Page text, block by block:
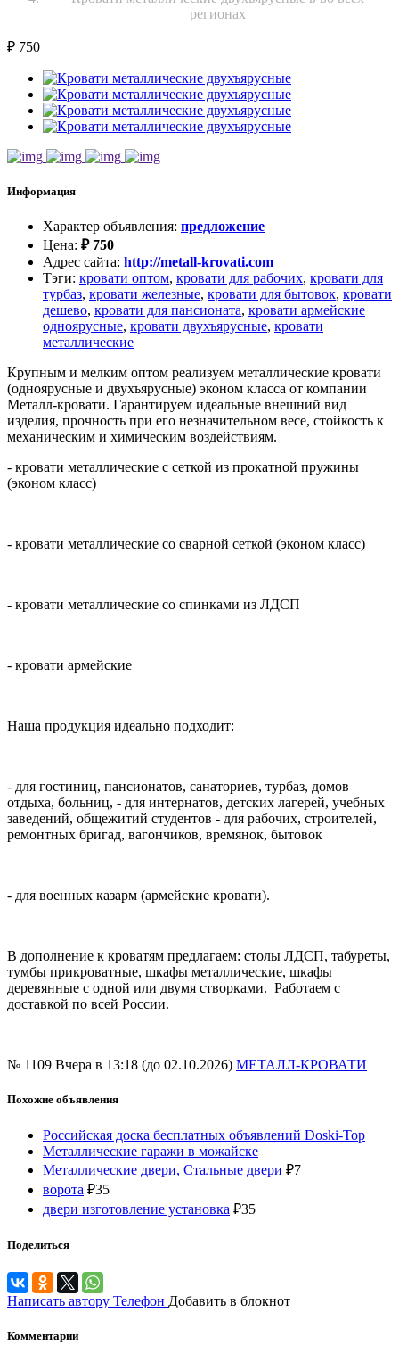
регионах
₽ 750
Информация
Характер объявления: предложение
Цена: ₽750
Адрес сайта: http://metall-krovati.com
Тэги: кровати оптом, кровати для рабочих, кровати для
турбаз, кровати железные, кровати для бытовок, кровати
дешево, кровати для пансионата, кровати армейские
одноярусные, кровати двухъярусные, кровати
металлические
Крупным и мелким оптом реализуем металлические кровати
(одноярусные и двухъярусные) эконом класса от компании
Металл-кровати. Гарантируем идеальные внешний вид
изделия, прочность при его незначительном весе, стойкость к
механическим и химическим воздействиям.
- кровати металлические с сеткой из прокатной пружины
(эконом класс)
- кровати металлические со сварной сеткой (эконом класс)
- кровати металлические со спинками из ЛДСП
- кровати армейские
Наша продукция идеально подходит:
- для гостиниц, пансионатов, санаториев, турбаз, домов
отдыха, больниц, - для интернатов, детских лагерей, учебных
заведений, общежитий студентов - для рабочих, строителей,
ремонтных бригад, вагончиков, времянок, бытовок
- для военных казарм (армейские кровати).
В дополнение к кроватям предлагаем: столы ЛДСП, табуреты,
тумбы прикроватные, шкафы металлические, шкафы
деревянные с одной или двумя створками. Работаем с
доставкой по всей России.
№ 1109 Вчера в 13:18 (до 02.10.2026) МЕТАЛЛ-КРОВАТИ
Похожие объявления
Российская доска бесплатных объявлений Doski-Top
Металлические гаражи в можайске
Металлические двери, Стальные двери ₽7
ворота ₽35
двери изготовление установка ₽35
Поделиться
Написать автору Телефон Добавить в блокнот
Комментарии